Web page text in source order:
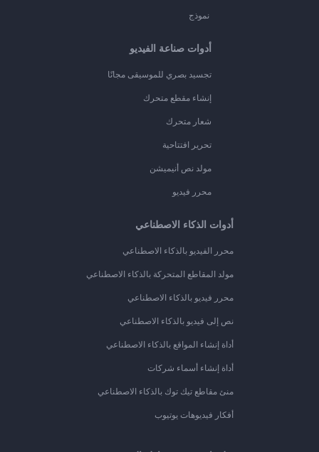
نموذج
أدوات صناعة الفيديو
تجسيد بصري للموسيقى مجانًا
إنشاء مقطع متحرك
شعار متحرك
تحرير افتتاحية
مولد نص أنيميشن
محرر فيديو
أدوات الذكاء الاصطناعي
محرر الفيديو بالذكاء الاصطناعي
مولد المقاطع المتحركة بالذكاء الاصطناعي
محرر فيديو بالذكاء الاصطناعي
نص إلى فيديو بالذكاء الاصطناعي
أداة إنشاء المواقع بالذكاء الاصطناعي
أداة إنشاء أسماء شركات
منئ مقاطع تيك توك بالذكاء الاصطناعي
أفكار فيديوهات يوتيوب